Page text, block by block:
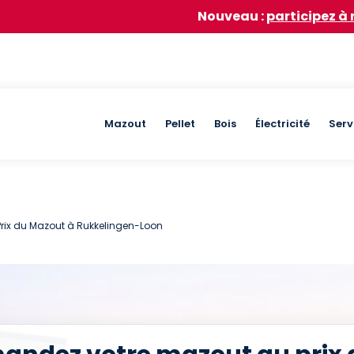
participez à notre achat
Main
Mazout Pellet Bois Électricité
du Mazout à Rukkelingen-Loon